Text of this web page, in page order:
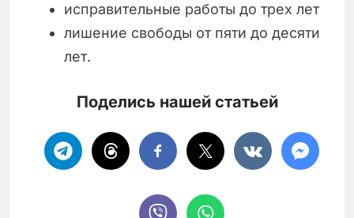
исправительные работы до трех лет
лишение свободы от пяти до десяти
лет.
Поделись нашей статьей